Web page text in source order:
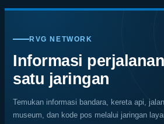
Ubud
Pemandangan
Kiblat
Nasional,
Indonesia
Coffee
Expo
(ICX)
2026
Siap
Hadir
di
on
Migas
Jemput
Bola,
Pelaku
Usaha
Serbu
Layanan
CIVD
dan
RVG NETWORK
Informasi
satu jaringan
Temukan informasi bandara, kereta api,
museum, dan kode pos melalui jaringan